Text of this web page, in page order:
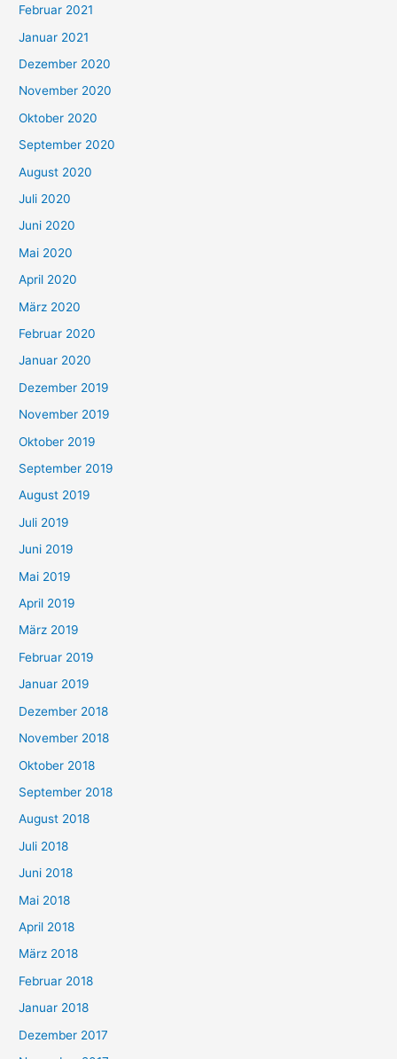
Februar 2021
Januar 2021
Dezember 2020
November 2020
Oktober 2020
September 2020
August 2020
Juli 2020
Juni 2020
Mai 2020
April 2020
März 2020
Februar 2020
Januar 2020
Dezember 2019
November 2019
Oktober 2019
September 2019
August 2019
Juli 2019
Juni 2019
Mai 2019
April 2019
März 2019
Februar 2019
Januar 2019
Dezember 2018
November 2018
Oktober 2018
September 2018
August 2018
Juli 2018
Juni 2018
Mai 2018
April 2018
März 2018
Februar 2018
Januar 2018
Dezember 2017